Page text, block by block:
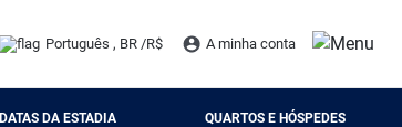
Português , BR /R$ A minha conta
DATAS DA ESTADIA QUARTOS E HÓSPEDES